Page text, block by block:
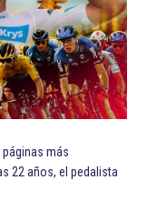
más
22 años, el pedalista